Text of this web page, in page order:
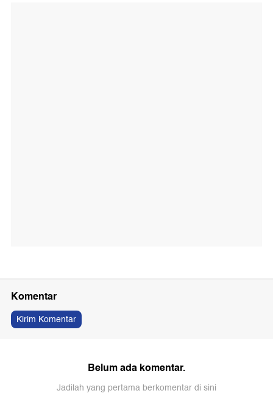
Komentar
Kirim Komentar
Belum ada komentar.
Jadilah yang pertama berkomentar di sini